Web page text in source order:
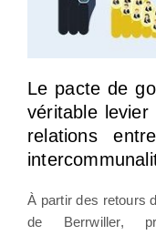
Le pacte de
véritable
relations
À partir des retours
de Berrwiller,